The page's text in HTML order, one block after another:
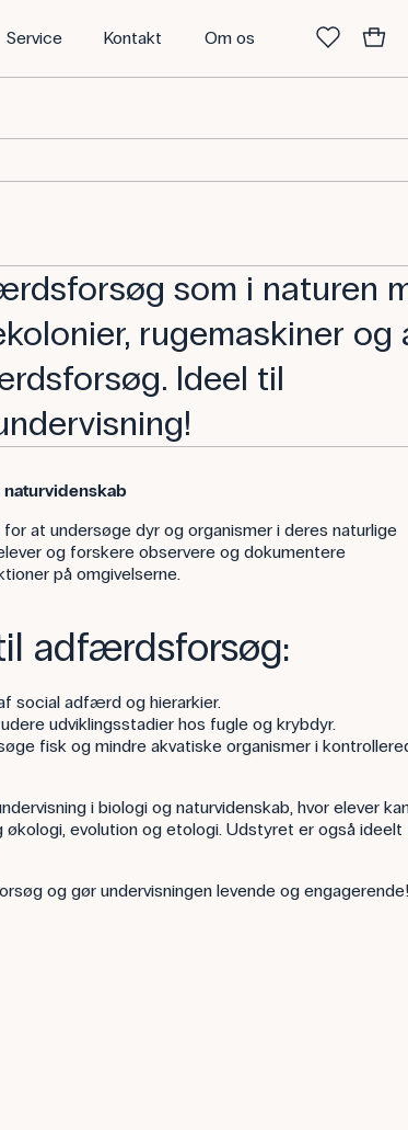
Service Kontakt Om os
som i naturen
rugemaskiner og
Ideel til
at undersøge dyr og organismer i deres naturlige
og forskere observere og dokumentere
på omgivelserne.
adfærdsforsøg:
social adfærd og hierarkier.
udviklingsstadier hos fugle og krybdyr.
fisk og mindre akvatiske organismer i
i biologi og naturvidenskab, hvor elever
evolution og etologi. Udstyret er også ideelt
og gør undervisningen levende og engagerende!